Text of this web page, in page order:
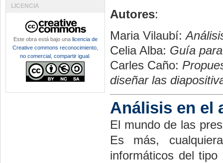
Autores:
Maria Vilaubí:
Celia Alba: Guía
Carles Caño:
diseñar las
Análisis en el
El mundo de las
Es más,
informáticos del tipo
LICENCIA
Este obra está bajo una licencia de
Creative commons reconocimiento,
no comercial, compartir igual